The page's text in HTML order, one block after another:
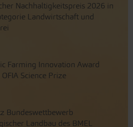
Nachhaltigkeitspreis 2026 in
Landwirtschaft und
Farming Innovation Award
OFIA Science Prize
Bundeswettbewerb
Landbau des BMEL